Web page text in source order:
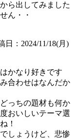
ら出してみました
ん・・
日：2024/11/18(月)
かなり好きです
合わせはなんだか
っちの題材も何か
おいしいテーマ選
！
しょうけど、悲惨